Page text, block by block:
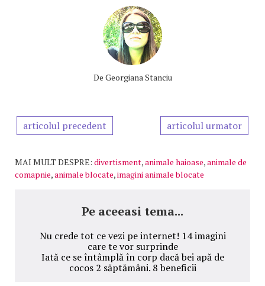
De Georgiana Stanciu
articolul precedent articolul urmator
MAI MULT DESPRE: divertisment,animale haioase,animale de
comapnie,animale blocate,imagini animale blocate
Pe aceeasi tema...
Nu crede tot ce vezi pe internet! 14 imagini
care te vor surprinde
Iată ce se întâmplă în corp dacă bei apă de
cocos 2 săptămâni. 8 beneficii